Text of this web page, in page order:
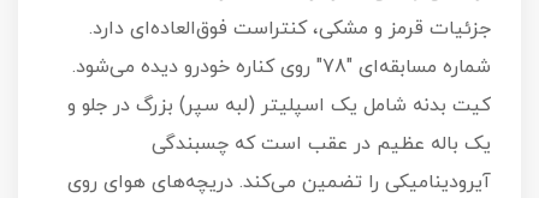
جزئیات قرمز و مشکی، کنتراست فوق‌العاده‌ای دارد.
شماره مسابقه‌ای "78" روی کناره خودرو دیده می‌شود.
کیت بدنه شامل یک اسپلیتر (لبه سپر) بزرگ در جلو و
یک باله عظیم در عقب است که چسبندگی
آیرودینامیکی را تضمین می‌کند. دریچه‌های هوای روی